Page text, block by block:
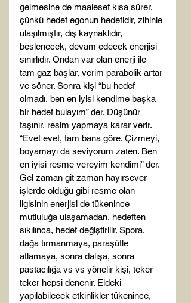
gelmesine de maalesef kısa sürer,
çünkü hedef egonun hedefidir, zihinle
ulaşılmıştır, dış kaynaklıdır,
beslenecek, devam edecek enerjisi
sınırlıdır. Ondan var olan enerji ile
tam gaz başlar, verim parabolik artar
ve söner. Sonra kişi “bu hedef
olmadı, ben en iyisi kendime başka
bir hedef bulayım” der. Düşünür
taşınır, resim yapmaya karar verir.
“Evet evet, tam bana göre. Çizmeyi,
boyamayı da seviyorum zaten. Ben
en iyisi resme vereyim kendimi” der.
Gel zaman git zaman hayırsever
işlerde olduğu gibi resme olan
ilgisinin enerjisi de tükenince
mutluluğa ulaşamadan, hedeften
sıkılınca, hedef değiştirilir. Spora,
dağa tırmanmaya, paraşütle
atlamaya, sonra dalışa, sonra
pastacılığa vs vs yönelir kişi, teker
teker hepsi denenir. Eldeki
yapılabilecek etkinlikler tükenince,